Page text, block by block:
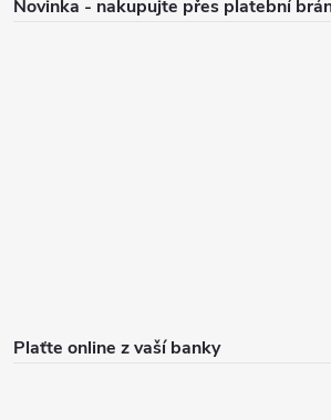
Novinka - nakupujte přes platební
Plaťte online z vaší banky